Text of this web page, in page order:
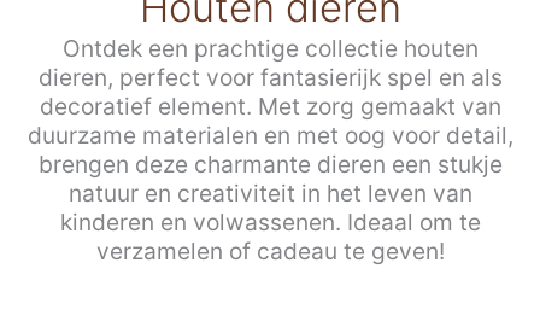
Ontdek een prachtige collectie houten
dieren, perfect voor fantasierijk spel en als
decoratief element. Met zorg gemaakt van
duurzame materialen en met oog voor detail,
brengen deze charmante dieren een stukje
natuur en creativiteit in het leven van
kinderen en volwassenen. Ideaal om te
verzamelen of cadeau te geven!